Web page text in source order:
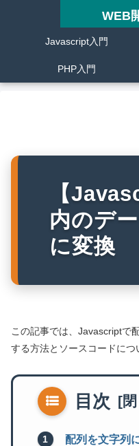
WEB
Javascript入門
PHP入門
【
内のデ
に変換
この記事では、Javascriptで
する方法とソースコードにつ
目次
配列を文字列